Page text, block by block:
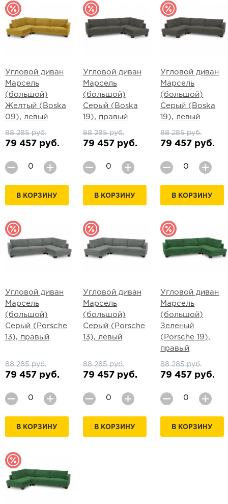
Угловой диван
Марсель
(большой)
Желтый (Boska
09), левый
88 285 руб.
79 457 руб.
В КОРЗИНУ
Угловой диван
Марсель
(большой)
Серый (Boska
19), правый
88 285 руб.
79 457 руб.
В КОРЗИНУ
Угловой диван
Марсель
(большой)
Серый (Boska
19), левый
88 285 руб.
79 457 руб.
В КОРЗИНУ
Угловой диван
Марсель
(большой)
Серый (Porsche
13), правый
88 285 руб.
79 457 руб.
В КОРЗИНУ
Угловой диван
Марсель
(большой)
Серый (Porsche
13), левый
88 285 руб.
79 457 руб.
В КОРЗИНУ
Угловой диван
Марсель
(большой)
Зеленый
(Porsche 19),
правый
88 285 руб.
79 457 руб.
В КОРЗИНУ